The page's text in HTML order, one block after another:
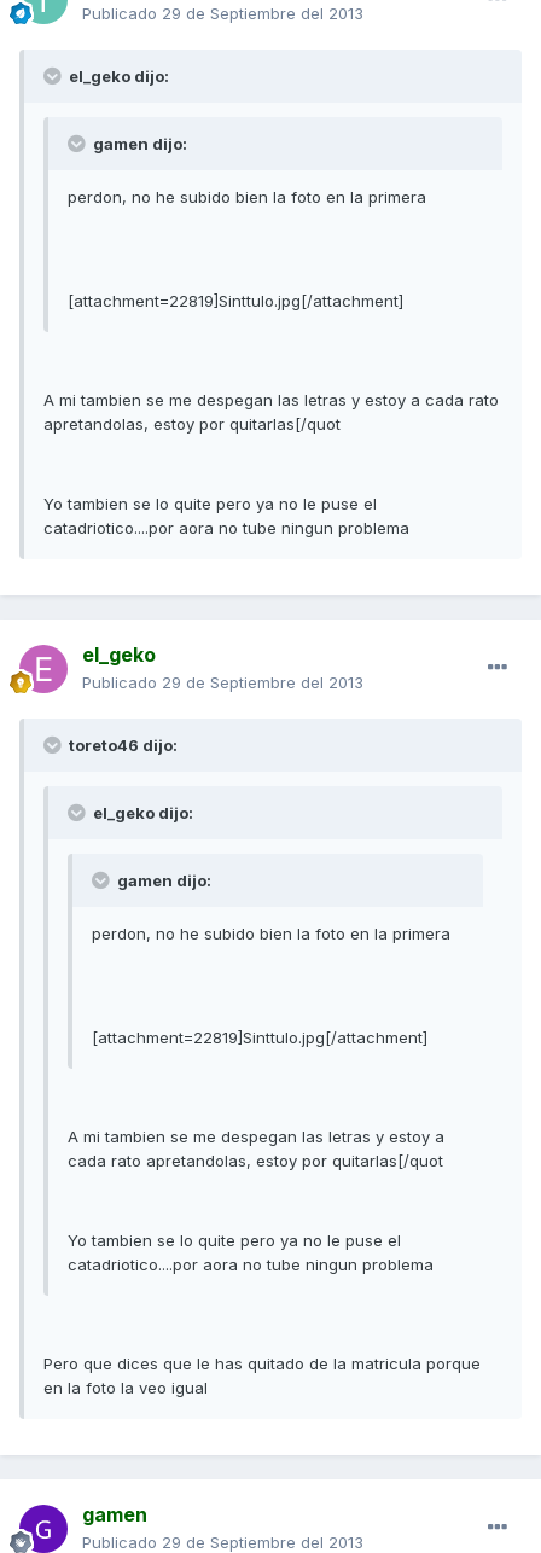
Publicado 29 de Septiembre del 2013
el_geko dijo:
gamen dijo:
perdon, no he subido bien la foto en la primera
[attachment=22819]Sinttulo.jpg[/attachment]
A mi tambien se me despegan las letras y estoy a cada rato
apretandolas, estoy por quitarlas[/quot
Yo tambien se lo quite pero ya no le puse el
catadriotico....por aora no tube ningun problema
el_geko
Publicado 29 de Septiembre del 2013
toreto46 dijo:
el_geko dijo:
gamen dijo:
perdon, no he subido bien la foto en la primera
[attachment=22819]Sinttulo.jpg[/attachment]
A mi tambien se me despegan las letras y estoy a
cada rato apretandolas, estoy por quitarlas[/quot
Yo tambien se lo quite pero ya no le puse el
catadriotico....por aora no tube ningun problema
Pero que dices que le has quitado de la matricula porque
en la foto la veo igual
gamen
Publicado 29 de Septiembre del 2013